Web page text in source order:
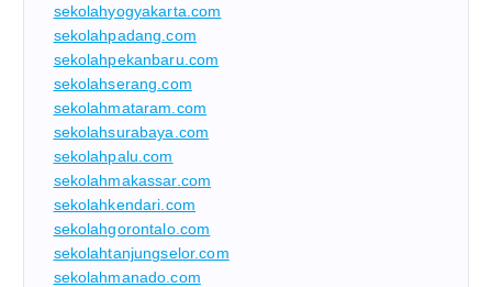
sekolahyogyakarta.com
sekolahpadang.com
sekolahpekanbaru.com
sekolahserang.com
sekolahmataram.com
sekolahsurabaya.com
sekolahpalu.com
sekolahmakassar.com
sekolahkendari.com
sekolahgorontalo.com
sekolahtanjungselor.com
sekolahmanado.com